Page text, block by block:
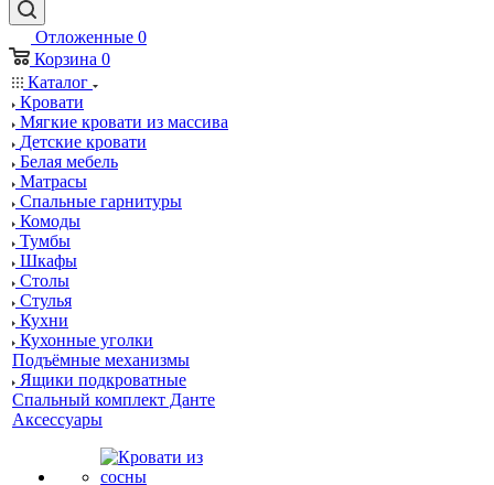
Отложенные 0
Корзина 0
Каталог
Кровати
Мягкие кровати из массива
Детские кровати
Белая мебель
Матрасы
Спальные гарнитуры
Комоды
Тумбы
Шкафы
Столы
Стулья
Кухни
Кухонные уголки
Подъёмные механизмы
Ящики подкроватные
Спальный комплект Данте
Аксессуары